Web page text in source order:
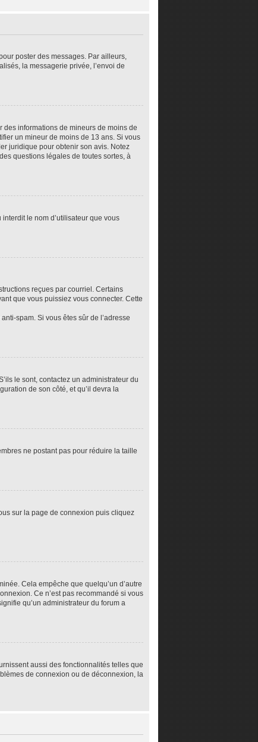
poster des messages. Par ailleurs,
la messagerie privée, l’envoi de
informations de mineurs de moins de
un mineur de moins de 13 ans. Si vous
juridique pour obtenir son avis. Notez
questions légales de toutes sortes, à
le nom d’utilisateur que vous
reçues par courriel. Certains
que vous puissiez vous connecter. Cette
spam. Si vous êtes sûr de l’adresse
le sont, contactez un administrateur du
de son côté, et qu’il devra la
ne postant pas pour réduire la taille
sur la page de connexion puis cliquez
Cela empêche que quelqu’un d’autre
Ce n’est pas recommandé si vous
qu’un administrateur du forum a
aussi des fonctionnalités telles que
de connexion ou de déconnexion, la